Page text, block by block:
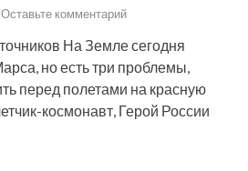
Оставьте комментарий
На Земле сегодня
но есть три проблемы,
перед полетами на красную
космонавт, Герой России